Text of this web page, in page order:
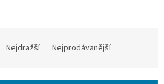
Nejdražší Nejprodávanější